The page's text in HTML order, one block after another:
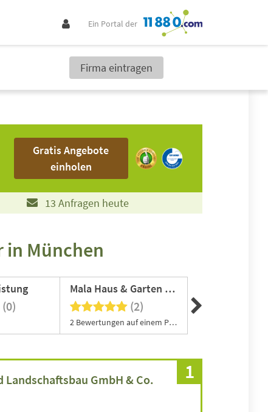
Ein Portal der
Firma eintragen
Gratis Angebote
einholen
13 Anfragen heute
in München
(0)
Mala Haus & Garten Service
(2)
2 Bewertungen auf einem Portal
1
Landschaftsbau GmbH & Co.